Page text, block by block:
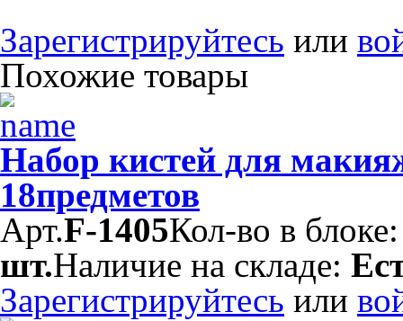
Зарегистрируйтесь или
Похожие товары
Набор кистей для
18предметов
Арт.F-1405Кол-во в
шт.Наличие на складе:
Зарегистрируйтесь или